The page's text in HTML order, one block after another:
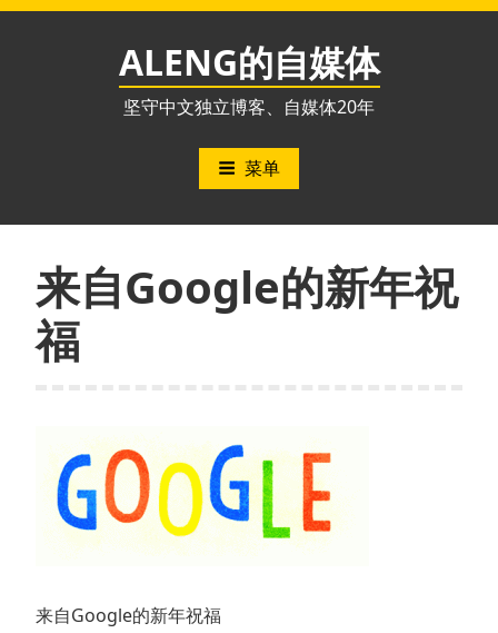
跳
ALENG的自媒体
坚守中文独立博客、自媒体20年
菜单
来自Google的新年祝
福
来自Google的新年祝福